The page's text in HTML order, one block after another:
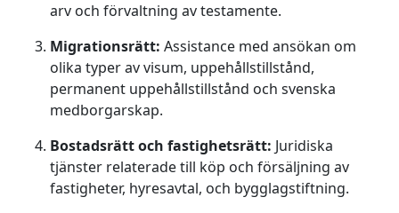
arv och förvaltning av testamente.
Migrationsrätt: Assistance med ansökan om
olika typer av visum, uppehållstillstånd,
permanent uppehållstillstånd och svenska
medborgarskap.
Bostadsrätt och fastighetsrätt: Juridiska
tjänster relaterade till köp och försäljning av
fastigheter, hyresavtal, och bygglagstiftning.